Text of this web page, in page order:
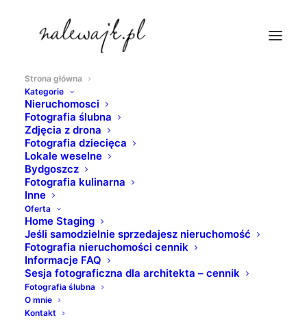
Strona główna
Kategorie
Nieruchomosci
Fotografia ślubna
Zdjęcia z drona
Fotografia dziecięca
Lokale weselne
Bydgoszcz
Fotografia kulinarna
Inne
Oferta
Home Staging
Jeśli samodzielnie sprzedajesz nieruchomość
Fotografia nieruchomości cennik
Informacje FAQ
Sesja fotograficzna dla architekta – cennik
Fotografia ślubna
O mnie
Kontakt
Fotograf wnętrz i
nieruchomości Zdjęcia z drona
Fotografia biznesowa
Filmowanie wnętrz i nieruchomości
Pokazuję na zdjęciach piękno wnętrz i wyjątkowość
nieruchomości. Fotografuję tak, aby zainspirować,
zaintrygować i wzbudzić zainteresowanie widza, tak
aby nieruchomości na zdjęciach były Państwa
wizytówką. Bo liczy sie pierwsze wrażenie - dobre